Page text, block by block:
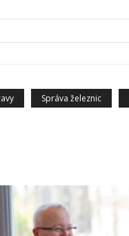
Správa železnic